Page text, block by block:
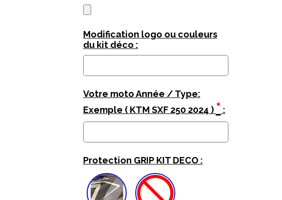
Modification logo ou couleurs
du kit déco :
Votre moto Année / Type:
Exemple ( KTM SXF 250 2024 ) * :
Protection GRIP KIT DECO :